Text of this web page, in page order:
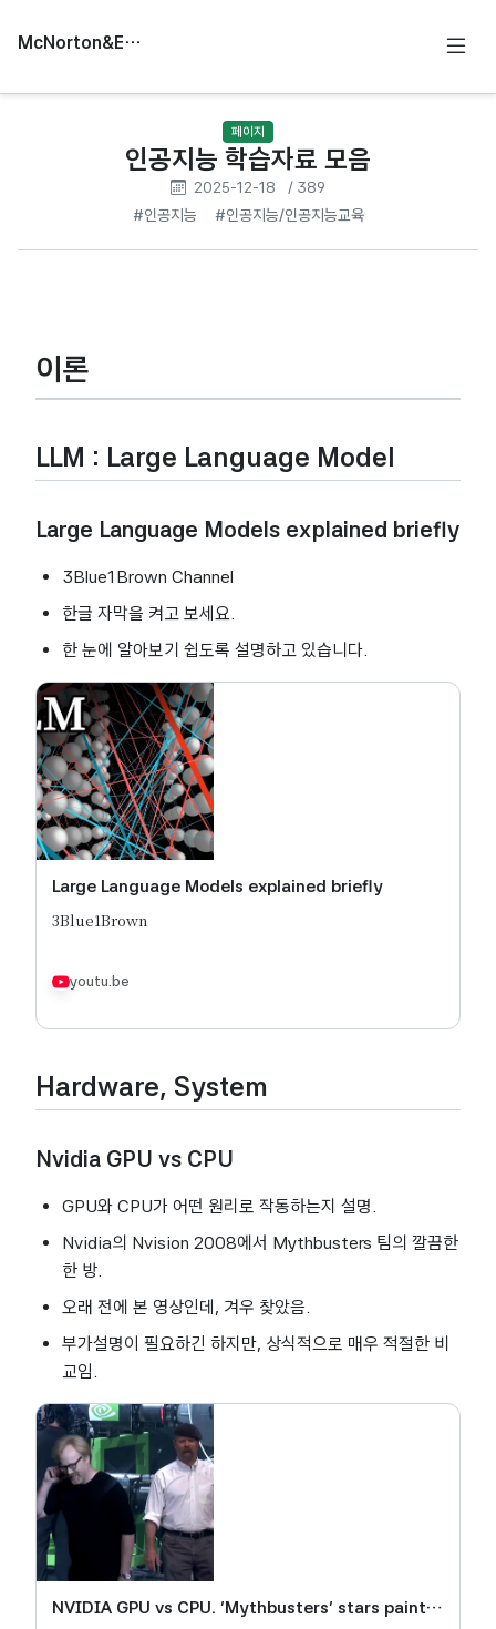
McNorton&Education
페이지
인공지능 학습자료 모음
2025-12-18
/ 389
#인공지능
#인공지능/인공지능교육
이론
LLM : Large Language Model
Large Language Models explained briefly
3Blue1Brown Channel
한글 자막을 켜고 보세요.
한 눈에 알아보기 쉽도록 설명하고 있습니다.
Large Language Models explained briefly
3Blue1Brown
youtu.be
Hardware, System
Nvidia GPU vs CPU
GPU와 CPU가 어떤 원리로 작동하는지 설명.
Nvidia의 Nvision 2008에서 Mythbusters 팀의 깔끔한
한 방.
오래 전에 본 영상인데, 겨우 찾았음.
부가설명이 필요하긴 하지만, 상식적으로 매우 적절한 비
교임.
NVIDIA GPU vs CPU. 'Mythbusters' stars paint